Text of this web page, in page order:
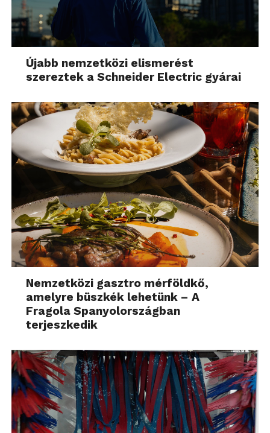
Újabb nemzetközi elismerést
szereztek a Schneider Electric gyárai
Nemzetközi gasztro mérföldkő,
amelyre büszkék lehetünk – A
Fragola Spanyolországban
terjeszkedik